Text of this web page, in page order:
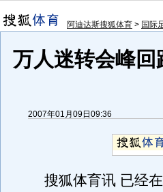
阿迪达斯搜狐体育 > 国际
万人迷转会峰
2007年01月09日09:36
搜狐体育讯 已经